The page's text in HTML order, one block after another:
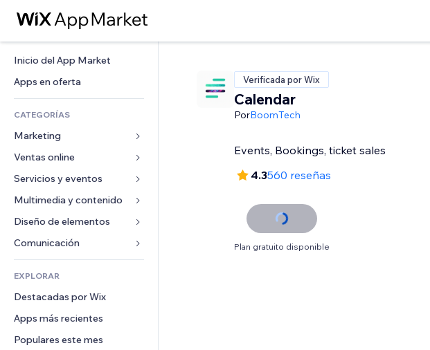
Inicio del App Market
Apps en oferta
CATEGORÍAS
Marketing
Anuncios
Móvil
Analíticas
Anuncios del sitio
Email
Ventas online
Apps para tiendas
Envíos y entregas
Botones de venta
Contabilidad
Cupones y fidelización
Almacenamiento de mercancía
Servicios y eventos
Hoteles
Eventos
Restaurantes
Inmobiliarias
Reservas
Multimedia y contenido
Galerías
Música
Pódcast
Fotografía
Video
PDF
Compartir archivos
Diseño de elementos
Mapas y navegación
Privacidad y seguridad
Reloj
Plantillas para páginas
Efectos de imágenes
Botones y menús
Formularios
Encuestas
Chat
Comentarios
EXPLORAR
Destacadas por Wix
Apps más recientes
Populares este mes
Verificada por Wix
Calendar
PorBoomTech
Events, Bookings, ticket sales
4.3560 reseñas
Plan gratuito disponible